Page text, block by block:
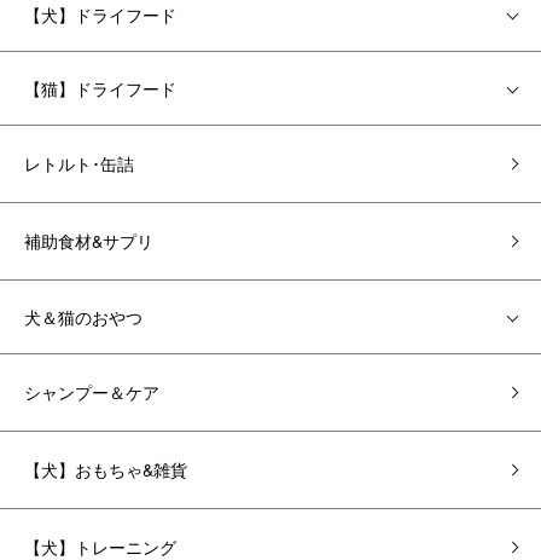
【犬】ドライフード
【猫】ドライフード
レトルト･缶詰
補助食材&サプリ
犬＆猫のおやつ
シャンプー＆ケア
【犬】おもちゃ&雑貨
【犬】トレーニング